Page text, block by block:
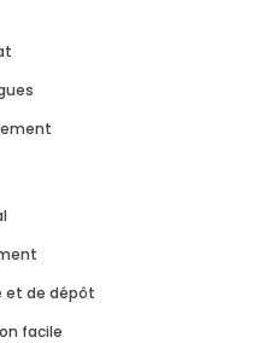
et de dépôt
facile